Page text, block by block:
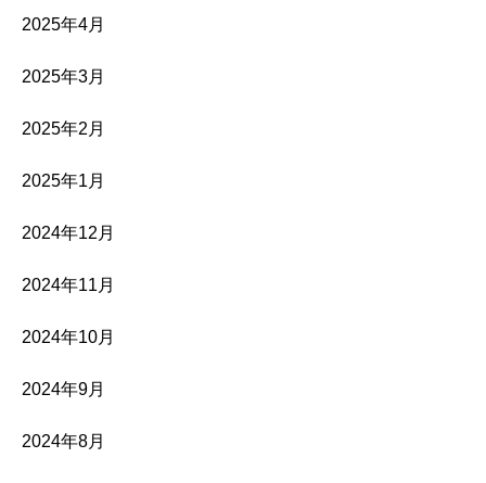
2025年4月
2025年3月
2025年2月
2025年1月
2024年12月
2024年11月
2024年10月
2024年9月
2024年8月